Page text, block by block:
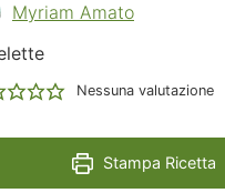
Myriam Amato
Nessuna valutazione
Stampa Ricetta